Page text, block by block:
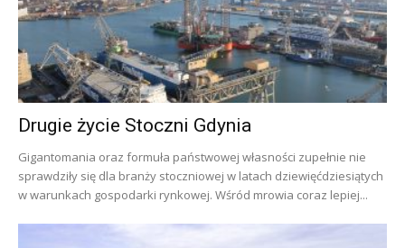
Drugie życie Stoczni Gdynia
Gigantomania oraz formuła państwowej własności zupełnie nie
sprawdziły się dla branży stoczniowej w latach dziewięćdziesiątych
w warunkach gospodarki rynkowej. Wśród mrowia coraz lepiej...